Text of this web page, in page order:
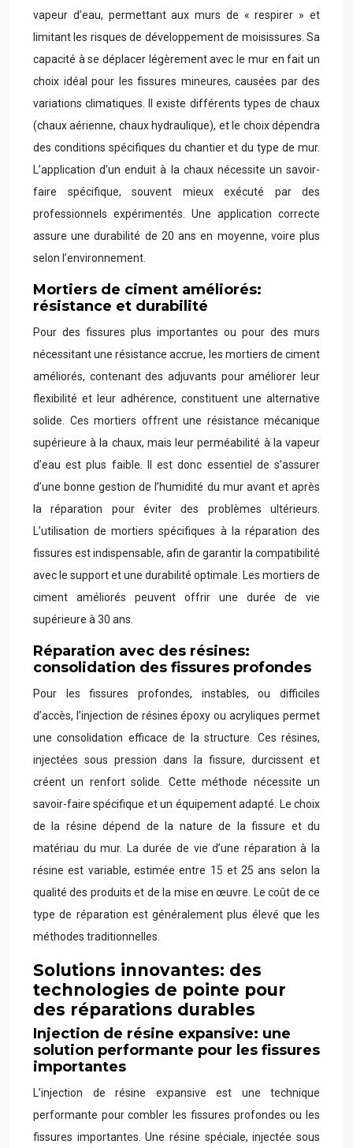
vapeur d’eau, permettant aux murs de « respirer » et
limitant les risques de développement de moisissures. Sa
capacité à se déplacer légèrement avec le mur en fait un
choix idéal pour les fissures mineures, causées par des
variations climatiques. Il existe différents types de chaux
(chaux aérienne, chaux hydraulique), et le choix dépendra
des conditions spécifiques du chantier et du type de mur.
L’application d’un enduit à la chaux nécessite un savoir-
faire spécifique, souvent mieux exécuté par des
professionnels expérimentés. Une application correcte
assure une durabilité de 20 ans en moyenne, voire plus
selon l’environnement.
Mortiers de ciment améliorés:
résistance et durabilité
Pour des fissures plus importantes ou pour des murs
nécessitant une résistance accrue, les mortiers de ciment
améliorés, contenant des adjuvants pour améliorer leur
flexibilité et leur adhérence, constituent une alternative
solide. Ces mortiers offrent une résistance mécanique
supérieure à la chaux, mais leur perméabilité à la vapeur
d’eau est plus faible. Il est donc essentiel de s’assurer
d’une bonne gestion de l’humidité du mur avant et après
la réparation pour éviter des problèmes ultérieurs.
L’utilisation de mortiers spécifiques à la réparation des
fissures est indispensable, afin de garantir la compatibilité
avec le support et une durabilité optimale. Les mortiers de
ciment améliorés peuvent offrir une durée de vie
supérieure à 30 ans.
Réparation avec des résines:
consolidation des fissures profondes
Pour les fissures profondes, instables, ou difficiles
d’accès, l’injection de résines époxy ou acryliques permet
une consolidation efficace de la structure. Ces résines,
injectées sous pression dans la fissure, durcissent et
créent un renfort solide. Cette méthode nécessite un
savoir-faire spécifique et un équipement adapté. Le choix
de la résine dépend de la nature de la fissure et du
matériau du mur. La durée de vie d’une réparation à la
résine est variable, estimée entre 15 et 25 ans selon la
qualité des produits et de la mise en œuvre. Le coût de ce
type de réparation est généralement plus élevé que les
méthodes traditionnelles.
Solutions innovantes: des
technologies de pointe pour
des réparations durables
Injection de résine expansive: une
solution performante pour les fissures
importantes
L’injection de résine expansive est une technique
performante pour combler les fissures profondes ou les
fissures importantes. Une résine spéciale, injectée sous